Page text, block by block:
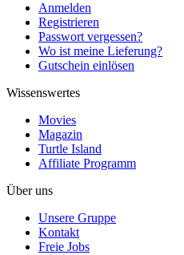
Anmelden
Registrieren
Passwort vergessen?
Wo ist meine Lieferung?
Gutschein einlösen
Wissenswertes
Movies
Magazin
Turtle Island
Affiliate Programm
Über uns
Unsere Gruppe
Kontakt
Freie Jobs